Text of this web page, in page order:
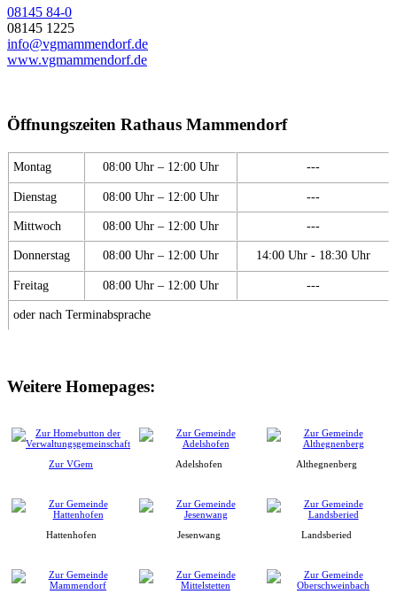
08145 84-0
08145 1225
info@vgmammendorf.de
www.vgmammendorf.de
Öffnungszeiten Rathaus Mammendorf
Montag 08:00 Uhr – 12:00 Uhr ---
Dienstag 08:00 Uhr – 12:00 Uhr ---
Mittwoch 08:00 Uhr – 12:00 Uhr ---
Donnerstag 08:00 Uhr – 12:00 Uhr 14:00 Uhr - 18:30 Uhr
Freitag 08:00 Uhr – 12:00 Uhr ---
oder nach Terminabsprache
Weitere Homepages:
Zur VGem Adelshofen Althegnenberg
Hattenhofen Jesenwang Landsberied